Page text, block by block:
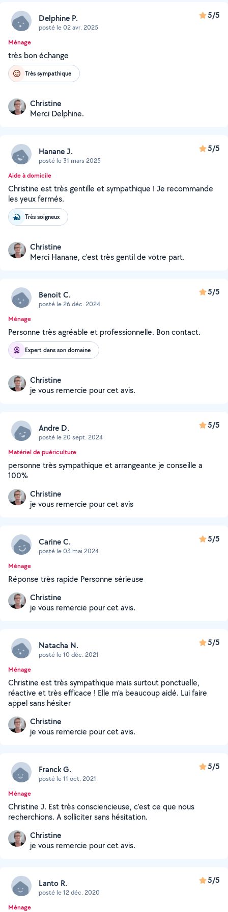
Delphine P.
posté le 02 avr. 2025
5/5
Ménage
très bon échange
Très sympathique
Christine
Merci Delphine.
Hanane J.
posté le 31 mars 2025
5/5
Aide à domicile
Christine est très gentille et sympathique ! Je recommande
les yeux fermés.
Très soigneux
Christine
Merci Hanane, c'est très gentil de votre part.
Benoit C.
posté le 26 déc. 2024
5/5
Ménage
Personne très agréable et professionnelle. Bon contact.
Expert dans son domaine
Christine
je vous remercie pour cet avis.
Andre D.
posté le 20 sept. 2024
5/5
Matériel de puériculture
personne très sympathique et arrangeante je conseille a
100%
Christine
je vous remercie pour cet avis
Carine C.
posté le 03 mai 2024
5/5
Ménage
Réponse très rapide Personne sérieuse
Christine
je vous remercie pour cet avis.
Natacha N.
posté le 10 déc. 2021
5/5
Ménage
Christine est très sympathique mais surtout ponctuelle,
réactive et très efficace ! Elle m’a beaucoup aidé. Lui faire
appel sans hésiter
Christine
je vous remercie pour cet avis.
Franck G.
posté le 11 oct. 2021
5/5
Ménage
Christine J. Est très consciencieuse, c’est ce que nous
recherchions. A solliciter sans hésitation.
Christine
je vous remercie pour cet avis.
Lanto R.
posté le 12 déc. 2020
5/5
Ménage